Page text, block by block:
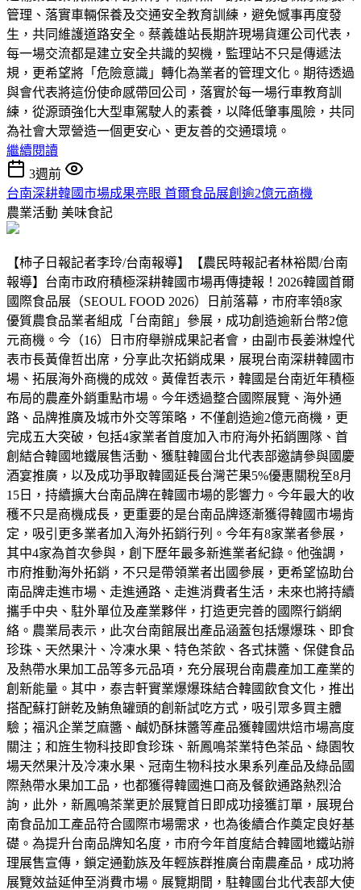
管理、落實車輛保養及交通安全教育訓練，避免憾事再度發
生，共同維護道路安全。蔡義雄站長期許現場貨運公司代表，
每一場交流都是建立安全共識的契機，監理站不只是傳遞法
規，更希望將「危險意識」轉化為業者的管理文化。期待透過
與會代表將這份使命感帶回公司，落實於每一場行車教育訓
練，從源頭強化大型車駕駛人的素養，以降低肇事風險，共同
為社會大眾營造一個更安心、更友善的交通環境。
繼續閱讀
3週前
台南深耕韓國市場成果亮眼 首爾食品展創逾2億元商機
農業活動 美味食記
【柿子日報記者李玲/台南報導】【農民時報記者林裕閎/台南
報導】台南市政府積極深耕韓國市場再傳捷報！2026韓國首爾
國際食品展（SEOUL FOOD 2026）日前落幕，市府率領8家
優質農食品業者組成「台南館」參展，成功創造逾新台幣2億
元商機。今（16）日市府舉辦成果記者會，由副市長姜淋煌代
表市長黃偉哲出席，分享此次拓銷成果，展現台南深耕韓國市
場、拓展海外商機的成效。黃偉哲表示，韓國是台南近年積極
布局的農產外銷重點市場。今年透過整合國際展覽、海外通
路、品牌推廣及城市外交等策略，不僅創造逾2億元商機，更
完成五大突破，包括4家業者首度加入市府海外拓銷團隊、首
創結合韓國地鐵展售活動、獲駐韓國台北代表部邀請參與國慶
酒宴推廣，以及成功爭取韓國延長台灣芒果5%優惠關稅至8月
15日，持續擴大台南品牌在韓國市場的影響力。今年最大的收
穫不只是商機成長，更重要的是台南品牌逐漸獲得韓國市場肯
定，吸引更多業者加入海外拓銷行列。今年有8家業者參展，
其中4家為首次參與，創下歷年最多新進業者紀錄。他強調，
市府推動海外拓銷，不只是帶領業者出國參展，更希望協助台
南品牌走進市場、走進通路、走進消費者生活，未來也將持續
攜手中央、駐外單位及產業夥伴，打造更完善的國際行銷網
絡。農業局表示，此次台南館展出產品涵蓋包括爆爆珠、即食
珍珠、天然果汁、冷凍水果、特色茶飲、各式抹醬、保健食品
及熱帶水果加工品等多元品項，充分展現台南農產加工產業的
創新能量。其中，泰吉軒實業爆爆珠結合韓國飲食文化，推出
搭配蘇打餅乾及鮪魚罐頭的創新試吃方式，吸引眾多買主體
驗；福汎企業芝麻醬、鹹奶酥抹醬等產品獲韓國烘焙市場高度
關注；和旌生物科技即食珍珠、新鳳鳴茶業特色茶品、綠園牧
場天然果汁及冷凍水果、冠南生物科技水果系列產品及綠品國
際熱帶水果加工品，也都獲得韓國進口商及餐飲通路熱烈洽
詢，此外，新鳳鳴茶業更於展覽首日即成功接獲訂單，展現台
南食品加工產品符合國際市場需求，也為後續合作奠定良好基
礎。為提升台南品牌知名度，市府今年首度結合韓國地鐵站辦
理展售宣傳，鎖定通勤族及年輕族群推廣台南農產品，成功將
展覽效益延伸至消費市場。展覽期間，駐韓國台北代表部大使